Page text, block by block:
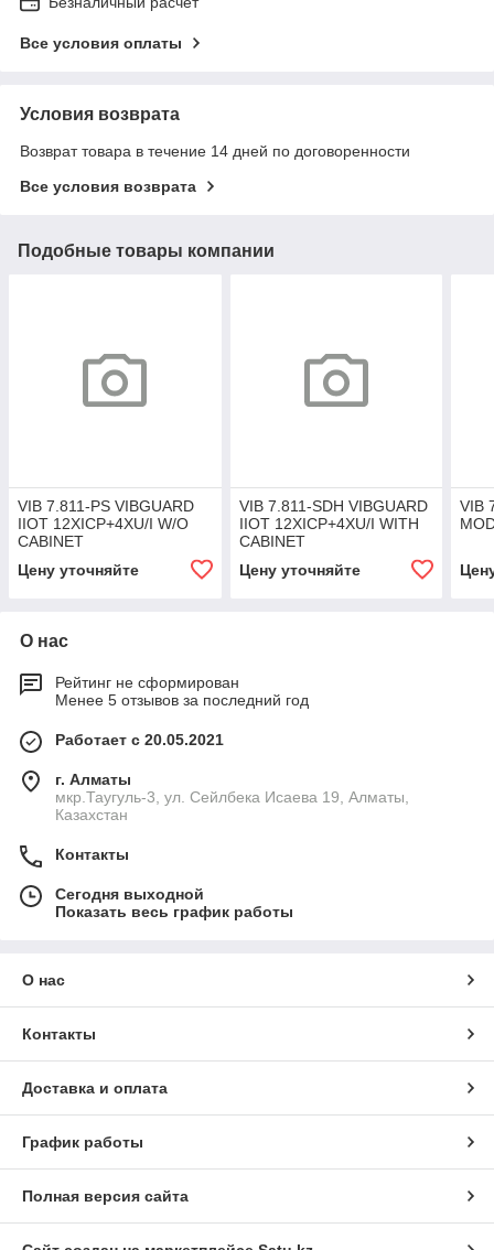
Все условия оплаты
Условия возврата
Возврат товара в течение 14 дней по договоренности
Все условия возврата
Подобные товары компании
VIB 7.811-PS VIBGUARD
IIOT 12XICP+4XU/I W/O
CABINET
Цену уточняйте
VIB 7.811-SDH VIBGUARD
IIOT 12XICP+4XU/I WITH
CABINET
Цену уточняйте
VIB
О нас
Рейтинг не сформирован
Менее 5 отзывов за последний год
Работает с 20.05.2021
г. Алматы
мкр.Таугуль-3, ул. Сейлбека Исаева 19, Алматы,
Казахстан
Контакты
Сегодня выходной
Показать весь график работы
О нас
Контакты
Доставка и оплата
График работы
Полная версия сайта